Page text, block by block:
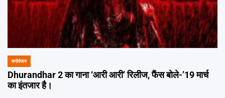
POSTED
IN
मनोरंजन
Dhurandhar 2 का गाना ‘आरी आरी’ रिलीज, फैंस बोले-’19 मार्च
का इंतजार है।